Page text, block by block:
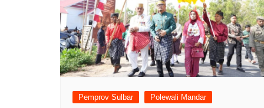
Pemprov Sulbar Polewali Mandar